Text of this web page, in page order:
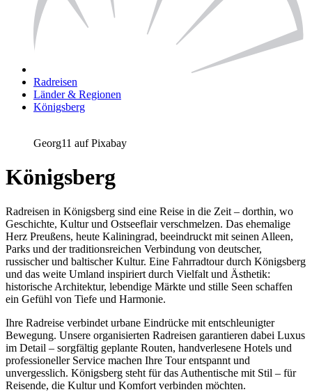
Radreisen
Länder & Regionen
Königsberg
Georg11 auf Pixabay
Königsberg
Radreisen in Königsberg sind eine Reise in die Zeit – dorthin, wo
Geschichte, Kultur und Ostseeflair verschmelzen. Das ehemalige
Herz Preußens, heute Kaliningrad, beeindruckt mit seinen Alleen,
Parks und der traditionsreichen Verbindung von deutscher,
russischer und baltischer Kultur. Eine Fahrradtour durch Königsberg
und das weite Umland inspiriert durch Vielfalt und Ästhetik:
historische Architektur, lebendige Märkte und stille Seen schaffen
ein Gefühl von Tiefe und Harmonie.
Ihre Radreise verbindet urbane Eindrücke mit entschleunigter
Bewegung. Unsere organisierten Radreisen garantieren dabei Luxus
im Detail – sorgfältig geplante Routen, handverlesene Hotels und
professioneller Service machen Ihre Tour entspannt und
unvergesslich. Königsberg steht für das Authentische mit Stil – für
Reisende, die Kultur und Komfort verbinden möchten.